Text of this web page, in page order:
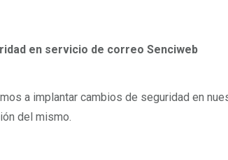
en servicio de correo Senciweb
a implantar cambios de seguridad en
del mismo.